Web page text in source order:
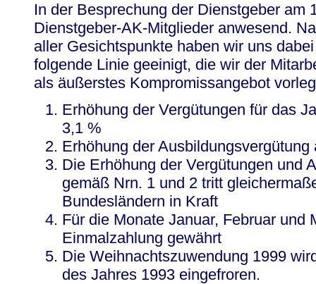
In der Besprechung der Dienstgeber am
Dienstgeber-AK-Mitglieder anwesend.
aller Gesichtspunkte haben wir uns
folgende Linie geeinigt, die wir der
als äußerstes Kompromissangebot
Erhöhung der Vergütungen für das
3,1 %
Erhöhung der
Die Erhöhung der Vergütungen und
gemäß Nrn. 1 und 2 tritt
Bundesländern in Kraft
Für die Monate Januar, Februar und
Einmalzahlung gewährt
Die Weihnachtszuwendung 1999
des Jahres 1993 eingefroren.